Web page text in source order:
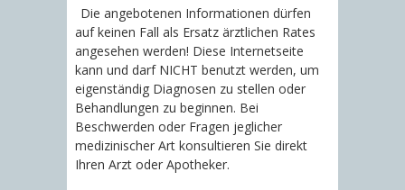
Die angebotenen Informationen dürfen
auf keinen Fall als Ersatz ärztlichen Rates
angesehen werden! Diese Internetseite
kann und darf NICHT benutzt werden, um
eigenständig Diagnosen zu stellen oder
Behandlungen zu beginnen. Bei
Beschwerden oder Fragen jeglicher
medizinischer Art konsultieren Sie direkt
Ihren Arzt oder Apotheker.